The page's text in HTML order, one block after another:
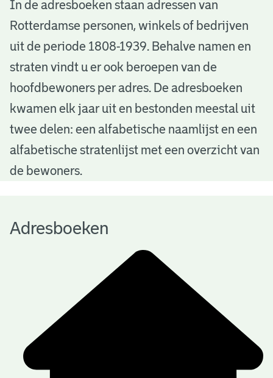
A
d
e
b
o
e
e
In de adresboeken staan adressen van
Rotterdamse personen, winkels of bedrijven
uit de periode 1808-1939. Behalve namen en
straten vindt u er ook beroepen van de
hoofdbewoners per adres. De adresboeken
kwamen elk jaar uit en bestonden meestal uit
twee delen: een alfabetische naamlijst en een
alfabetische stratenlijst met een overzicht van
de bewoners.
Adresboeken